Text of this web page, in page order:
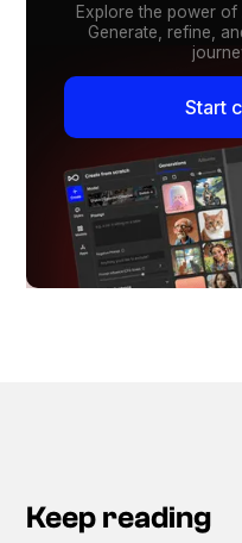
Explore the power
Generate, refine,
Start
Keep reading